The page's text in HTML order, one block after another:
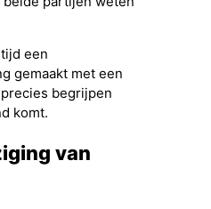
een
gemaakt met een
begrijpen
komt.
van